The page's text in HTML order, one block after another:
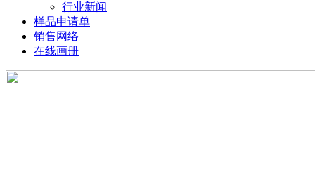
行业新闻
样品申请单
销售网络
在线画册